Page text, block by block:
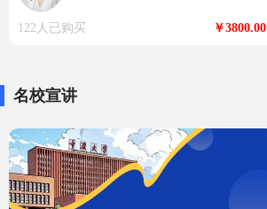
122人已购买 ￥3800.00
名校宣讲